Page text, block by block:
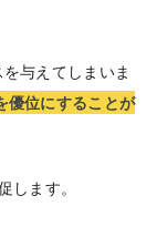
与えてしまいま
優位にすることが
します。